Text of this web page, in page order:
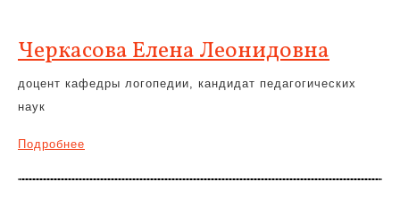
Черкасова Елена Леонидовна
доцент кафедры логопедии, кандидат педагогических
наук
Подробнее